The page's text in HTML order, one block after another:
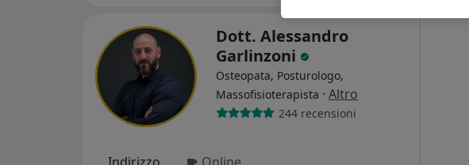
Dott. Alessandro
Garlinzoni
Osteopata, Posturologo,
Massofisioterapista · Altro
244 recensioni